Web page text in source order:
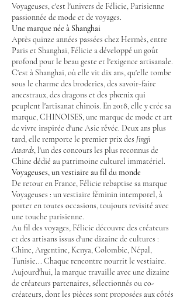
Voyageuses, c'est l'univers de Félicie, Parisienne
passionnée de mode et de voyages.
Une marque née à Shanghai
Après quinze années passées chez Hermès, entre
Paris et Shanghai, Félicie a développé un goût
profond pour le beau geste et l'exigence artisanale.
C'est à Shanghai, où elle vit dix ans, qu'elle tombe
sous le charme des broderies, des savoir-faire
ancestraux, des dragons et des phœnix qui
peuplent l'artisanat chinois. En 2018, elle y crée sa
marque, CHINOISES, une marque de mode et art
de vivre inspirée d'une Asie rêvée. Deux ans plus
tard, elle remporte le premier prix des Jingji
Awards, l'un des concours les plus reconnus de
Chine dédié au patrimoine culturel immatériel.
Voyageuses, un vestiaire au fil du monde
De retour en France, Félicie rebaptise sa marque
Voyageuses : un vestiaire féminin intemporel, à
porter en toutes occasions, toujours revisité avec
une touche parisienne.
Au fil des voyages, Félicie découvre des créateurs
et des artisans issus d'une dizaine de cultures :
Chine, Argentine, Kenya, Colombie, Népal,
Tunisie... Chaque rencontre nourrit le vestiaire.
Aujourd'hui, la marque travaille avec une dizaine
de créateurs partenaires, sélectionnés ou co-
créateurs, dont les pièces sont proposées aux côtés